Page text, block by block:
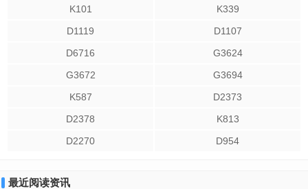
K101
K339
D1119
D1107
D6716
G3624
G3672
G3694
K587
D2373
D2378
K813
D2270
D954
最近阅读资讯